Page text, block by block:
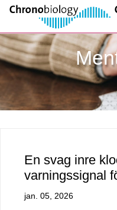
En svag inre
varningssignal
jan. 05, 2026